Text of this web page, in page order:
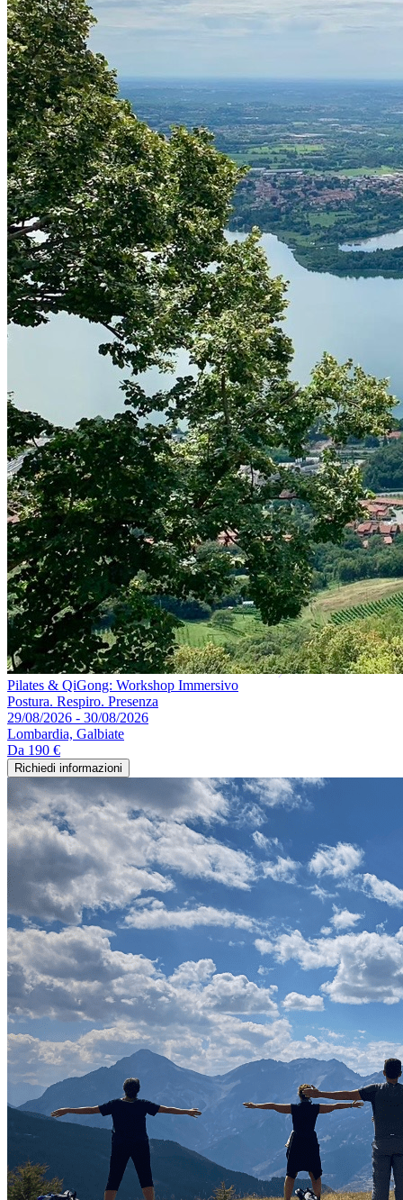
Pilates & QiGong: Workshop Immersivo
Postura. Respiro. Presenza
29/08/2026 - 30/08/2026
Lombardia, Galbiate
Da 190 €
Richiedi informazioni